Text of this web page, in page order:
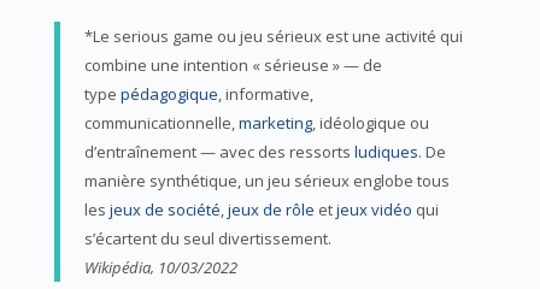
*Le serious game ou jeu sérieux est une activité qui
combine une intention « sérieuse » — de
type pédagogique, informative,
communicationnelle,marketing, idéologique ou
d’entraînement — avec des ressorts ludiques. De
manière synthétique, un jeu sérieux englobe tous
les jeux de société,jeux de rôle etjeux vidéo qui
s’écartent du seul divertissement.
Wikipédia, 10/03/2022